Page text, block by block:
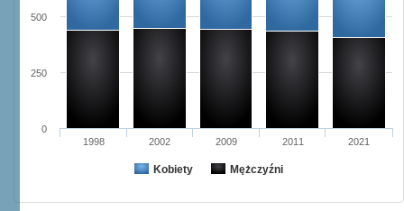
Kobiety Mężczyźni
1998 2002 2009 2011 2021
0
250
500